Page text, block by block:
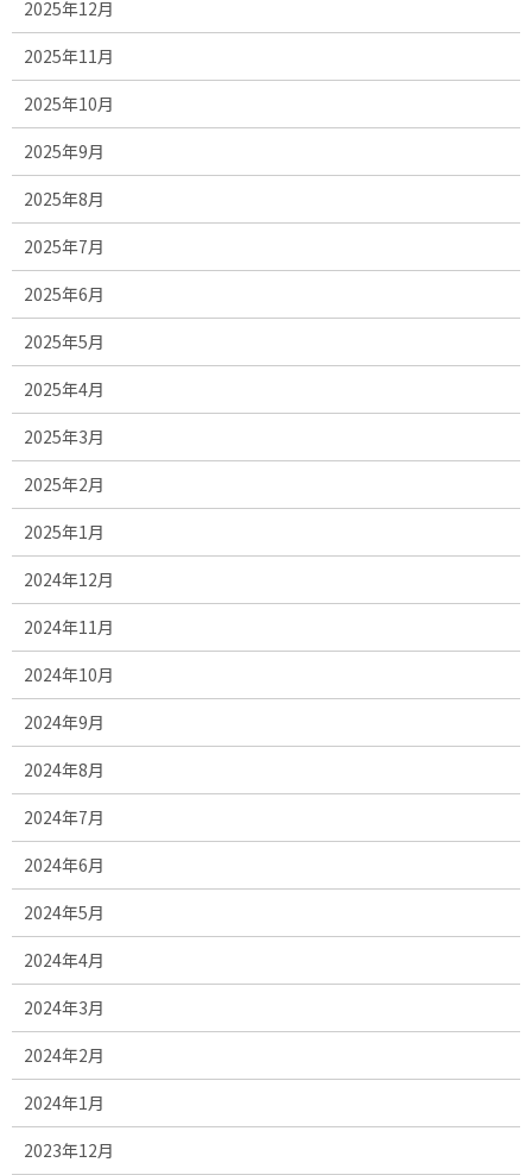
2025年12月
2025年11月
2025年10月
2025年9月
2025年8月
2025年7月
2025年6月
2025年5月
2025年4月
2025年3月
2025年2月
2025年1月
2024年12月
2024年11月
2024年10月
2024年9月
2024年8月
2024年7月
2024年6月
2024年5月
2024年4月
2024年3月
2024年2月
2024年1月
2023年12月